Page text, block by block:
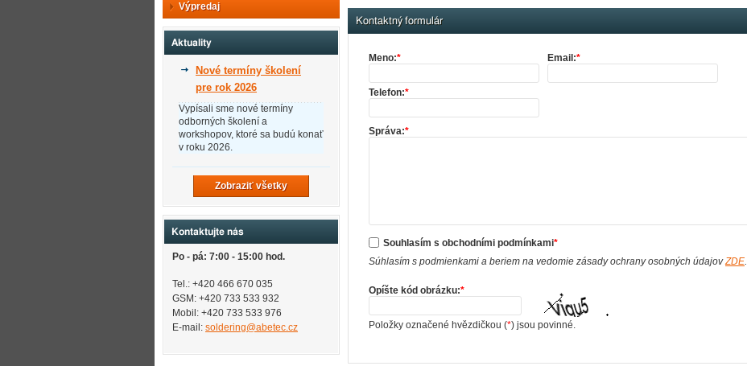
Kontaktný formulár
Meno:* Email:*
Telefon:*
Správa:*
Souhlasím s obchodními podmínkami*
Súhlasím s podmienkami a beriem na vedomie zásady ochrany osobných údajovZDE.
Opíšte kód obrázku:*
Položky označené hvězdičkou (*) jsou povinné.
Výpredaj
Aktuality
Nové termíny školení
pre rok 2026
Vypísali sme nové termíny
odborných školení a
workshopov, ktoré sa budú konať
v roku 2026.
Zobraziť všetky
Kontaktujte nás
Po - pá: 7:00 - 15:00 hod.
Tel.: +420 466 670 035
GSM: +420 733 533 932
Mobil: +420 733 533 976
E-mail: soldering@abetec.cz